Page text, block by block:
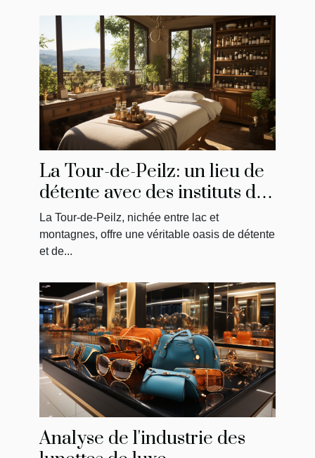
La Tour-de-Peilz: un lieu de
détente avec des instituts de
massage uniques
La Tour-de-Peilz, nichée entre lac et
montagnes, offre une véritable oasis de détente
et de...
Analyse de l'industrie des